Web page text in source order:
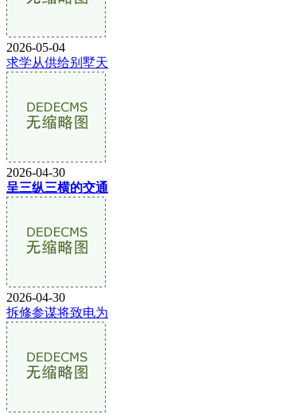
2026-05-04
求学从供给别墅天
2026-04-30
呈三纵三横的交通
2026-04-30
拆修参谋将致电为